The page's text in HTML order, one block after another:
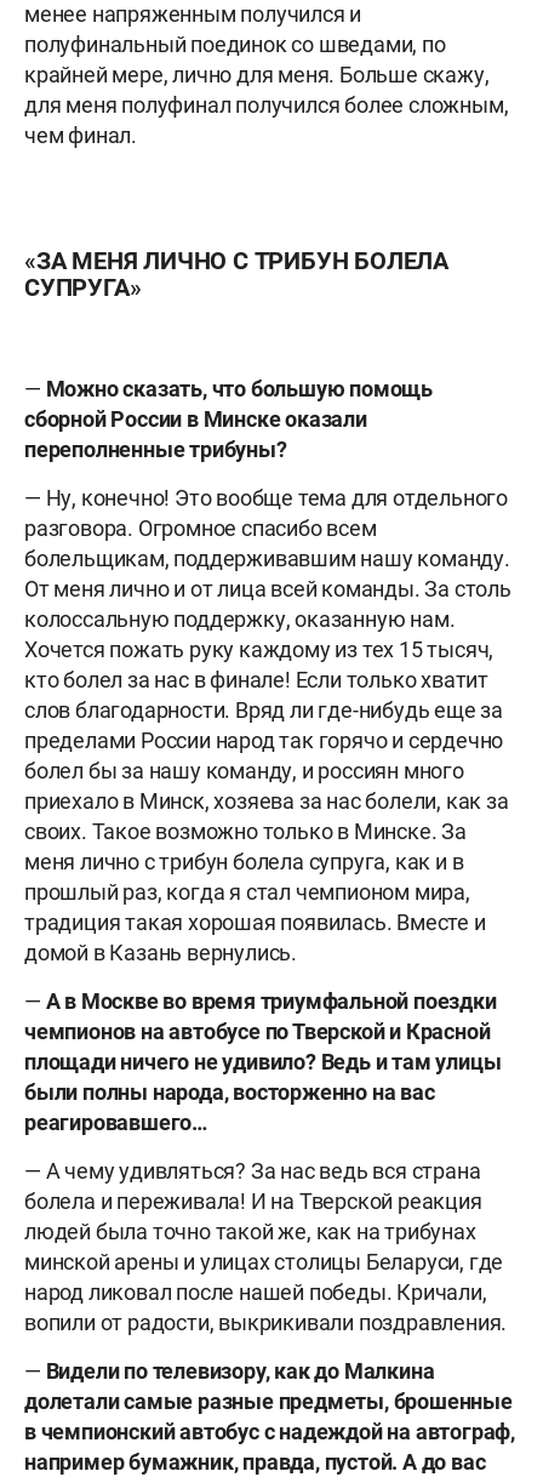
менее напряженным получился и
полуфинальный поединок со шведами, по
крайней мере, лично для меня. Больше скажу,
для меня полуфинал получился более сложным,
чем финал.
«ЗА МЕНЯ ЛИЧНО С ТРИБУН БОЛЕЛА
СУПРУГА»
— Можно сказать, что большую помощь
сборной России в Минске оказали
переполненные трибуны?
— Ну, конечно! Это вообще тема для отдельного
разговора. Огромное спасибо всем
болельщикам, поддерживавшим нашу команду.
От меня лично и от лица всей команды. За столь
колоссальную поддержку, оказанную нам.
Хочется пожать руку каждому из тех 15 тысяч,
кто болел за нас в финале! Если только хватит
слов благодарности. Вряд ли где-нибудь еще за
пределами России народ так горячо и сердечно
болел бы за нашу команду, и россиян много
приехало в Минск, хозяева за нас болели, как за
своих. Такое возможно только в Минске. За
меня лично с трибун болела супруга, как и в
прошлый раз, когда я стал чемпионом мира,
традиция такая хорошая появилась. Вместе и
домой в Казань вернулись.
— А в Москве во время триумфальной поездки
чемпионов на автобусе по Тверской и Красной
площади ничего не удивило? Ведь и там улицы
были полны народа, восторженно на вас
реагировавшего…
— А чему удивляться? За нас ведь вся страна
болела и переживала! И на Тверской реакция
людей была точно такой же, как на трибунах
минской арены и улицах столицы Беларуси, где
народ ликовал после нашей победы. Кричали,
вопили от радости, выкрикивали поздравления.
— Видели по телевизору, как до Малкина
долетали самые разные предметы, брошенные
в чемпионский автобус с надеждой на автограф,
например бумажник, правда, пустой. А до вас